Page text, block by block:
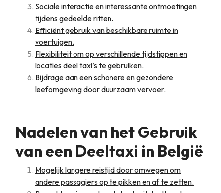
Sociale interactie en interessante ontmoetingen
tijdens gedeelde ritten.
Efficiënt gebruik van beschikbare ruimte in
voertuigen.
Flexibiliteit om op verschillende tijdstippen en
locaties deel taxi’s te gebruiken.
Bijdrage aan een schonere en gezondere
leefomgeving door duurzaam vervoer.
Nadelen van het Gebruik
van een Deeltaxi in België
Mogelijk langere reistijd door omwegen om
andere passagiers op te pikken en af te zetten.